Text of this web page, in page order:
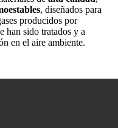
, diseñados para
producidos por
han sido tratados y a
en el aire ambiente.